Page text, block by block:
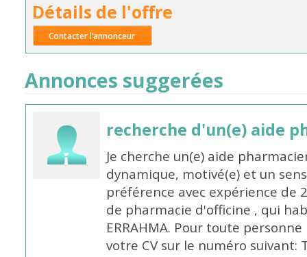
Détails de l'offre
Contacter l’annonceur
Annonces suggerées
recherche d'un(e) aide
Je cherche un(e) aide
dynamique, motivé(e) et un
préférence avec expérience de
de pharmacie d'officine , qui
ERRAHMA. Pour toute
votre CV sur le numéro suivant: